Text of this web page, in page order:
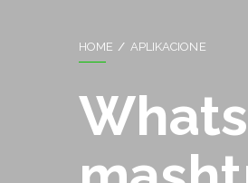
HOME APLIKACIONE